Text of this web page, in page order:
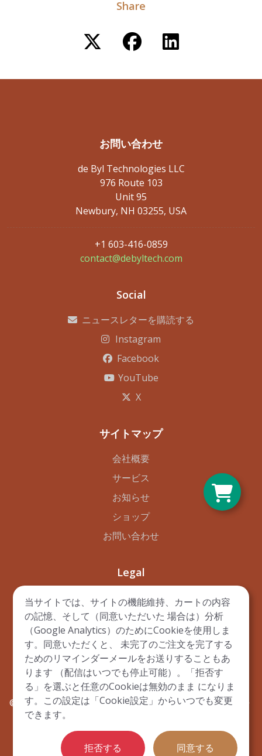
Share
お問い合わせ
de Byl Technologies LLC
976 Route 103
Unit 95
Newbury, NH 03255, USA
+1 603-416-0859
contact@debyltech.com
Social
ニュースレターを購読する
Instagram
Facebook
YouTube
X
サイトマップ
会社概要
サービス
お知らせ
ショップ
お問い合わせ
Legal
Privacy Policy
Disclaimer
Terms of Use
© Copyright 2023 - de Byl Technologies LLC無断複写・
転載を禁じます ·
当サイトでは、サイトの機能維持、カートの内容
の記憶、そして（同意いただいた 場合は）分析
（Google Analytics）のためにCookieを使用しま
す。同意いただくと、 未完了のご注文を完了する
ためのリマインダーメールをお送りすることもあ
ります （配信はいつでも停止可能）。「拒否す
る」を選ぶと任意のCookieは無効のまま になりま
す。この設定は「Cookie設定」からいつでも変更
できます。
拒否する 同意する